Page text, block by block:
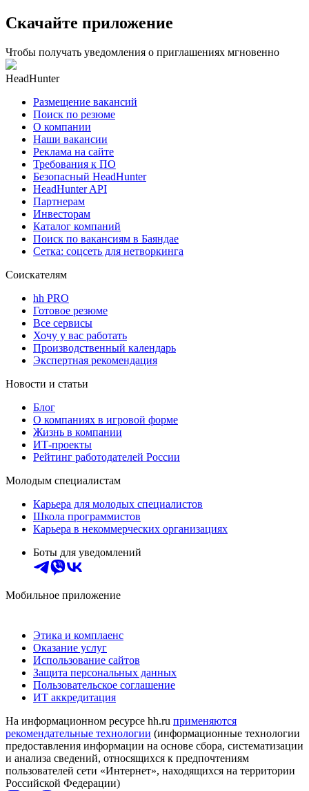
Скачайте приложение
Чтобы получать уведомления о приглашениях мгновенно
HeadHunter
Размещение вакансий
Поиск по резюме
О компании
Наши вакансии
Реклама на сайте
Требования к ПО
Безопасный HeadHunter
HeadHunter API
Партнерам
Инвесторам
Каталог компаний
Поиск по вакансиям в Баяндае
Сетка: соцсеть для нетворкинга
Соискателям
hh PRO
Готовое резюме
Все сервисы
Хочу у вас работать
Производственный календарь
Экспертная рекомендация
Новости и статьи
Блог
О компаниях в игровой форме
Жизнь в компании
ИТ-проекты
Рейтинг работодателей России
Молодым специалистам
Карьера для молодых специалистов
Школа программистов
Карьера в некоммерческих организациях
Боты для уведомлений
Мобильное приложение
Этика и комплаенс
Оказание услуг
Использование сайтов
Защита персональных данных
Пользовательское соглашение
ИТ аккредитация
На информационном ресурсе hh.ru применяются
рекомендательные технологии (информационные технологии
предоставления информации на основе сбора, систематизации
и анализа сведений, относящихся к предпочтениям
пользователей сети «Интернет», находящихся на территории
Российской Федерации)